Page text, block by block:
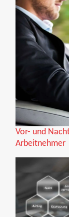
Vor- und
Arbeitnehmer